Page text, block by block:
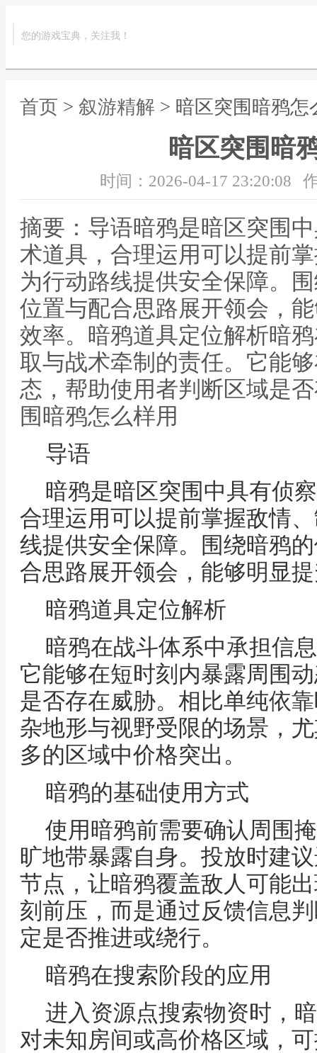
您的游戏宝典，关注我！
首页 > 叙游精解 > 暗区突围暗鸦怎
暗区突围暗
时间：2026-04-17 23:20:08
摘要：导语暗鸦是暗区突围
术道具，合理运用可以提前
为行动路线提供安全保障。
位置与配合思路展开领会，
效率。暗鸦道具定位解析暗
取与战术牵制的责任。它能
态，帮助使用者判断区域是
围暗鸦怎么样用
导语
暗鸦是暗区突围中具有侦
合理运用可以提前掌握敌情
线提供安全保障。围绕暗鸦
合思路展开领会，能够明显
暗鸦道具定位解析
暗鸦在战斗体系中承担信
它能够在短时刻内暴露周围
是否存在威胁。相比单纯依
杂地形与视野受限的场景，
多的区域中价格突出。
暗鸦的基础使用方式
使用暗鸦前需要确认周围
旷地带暴露自身。投放时建
节点，让暗鸦覆盖敌人可能
刻前压，而是通过反馈信息
定是否推进或绕行。
暗鸦在搜索阶段的应用
进入资源点搜索物资时，
对未知房间或高价格区域，